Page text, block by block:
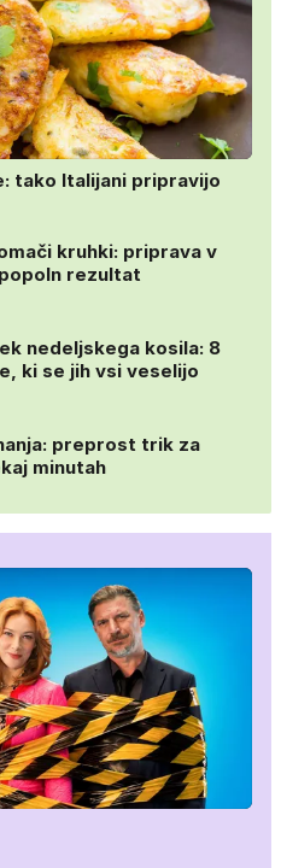
tako Italijani pripravijo
kruhki: priprava v
rezultat
nedeljskega kosila: 8
ki se jih vsi veselijo
preprost trik za
minutah